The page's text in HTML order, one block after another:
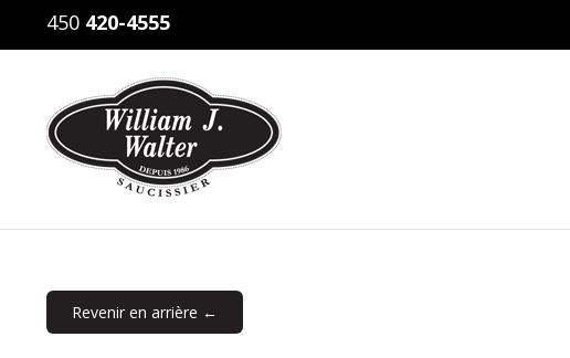
450 420-4555
Revenir en arrière ←